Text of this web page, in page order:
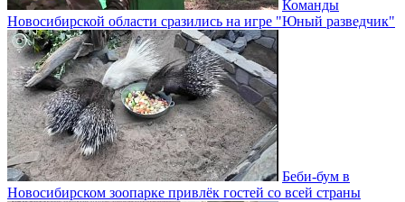
Команды
Новосибирской области сразились на игре "Юный разведчик"
Беби-бум в
Новосибирском зоопарке привлёк гостей со всей страны